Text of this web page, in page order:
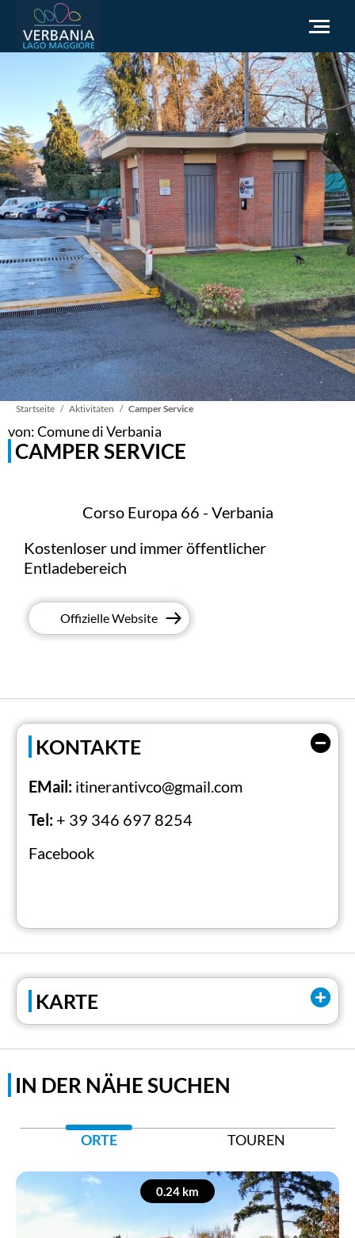
DE
Wie man ankommt
Touristeninformation
Wetter
Brauchen Sie Hilfe
Zur offiziellen Website gehen
Pfadnavigation
Startseite Aktivitäten Camper Service
von: Comune di Verbania
CAMPER SERVICE
Corso Europa 66 - Verbania
Kostenloser und immer öffentlicher
Entladebereich
Offizielle Website
KONTAKTE
EMail: itinerantivco@gmail.com
Tel: + 39 346 697 8254
Facebook
KARTE
IN DER NÄHE SUCHEN
ORTE TOUREN
0.24 km